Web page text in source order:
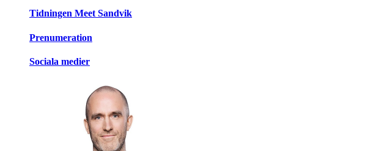
Tidningen Meet Sandvik
Prenumeration
Sociala medier